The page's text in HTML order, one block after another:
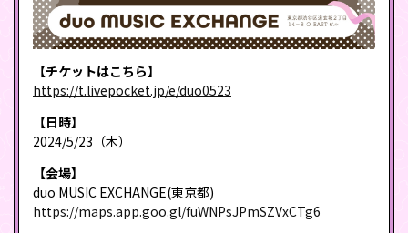
【チケットはこちら】
https://t.livepocket.jp/e/duo0523
【日時】
2024/5/23（木）
【会場】
duo MUSIC EXCHANGE(東京都)
https://maps.app.goo.gl/fuWNPsJPmSZVxCTg6